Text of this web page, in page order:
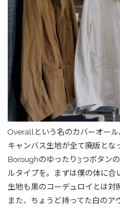
Overallという名のカバーオー
キャンバス生地が全て廃版とな
Boroughのゆったり3つボタン
ルタイプを。まずは僕の体に合
生地も黒のコーデュロイとは対
また、ちょうど持ってた白のア